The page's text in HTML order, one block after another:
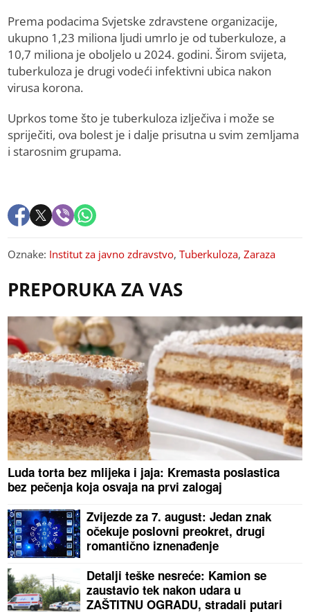
Prema podacima Svjetske zdravstene organizacije,
ukupno 1,23 miliona ljudi umrlo je od tuberkuloze, a
10,7 miliona je oboljelo u 2024. godini. Širom svijeta,
tuberkuloza je drugi vodeći infektivni ubica nakon
virusa korona.
Uprkos tome što je tuberkuloza izlječiva i može se
spriječiti, ova bolest je i dalje prisutna u svim zemljama
i starosnim grupama.
Oznake: Institut za javno zdravstvo,Tuberkuloza,Zaraza
PREPORUKA ZA VAS
Luda torta bez mlijeka i jaja: Kremasta poslastica
bez pečenja koja osvaja na prvi zalogaj
Zvijezde za 7. august: Jedan znak
očekuje poslovni preokret, drugi
romantično iznenađenje
Detalji teške nesreće: Kamion se
zaustavio tek nakon udara u
ZAŠTITNU OGRADU, stradali putari